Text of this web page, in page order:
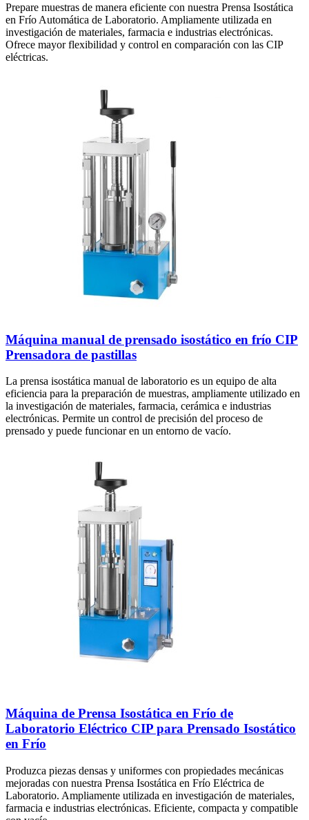
Prepare muestras de manera eficiente con nuestra Prensa Isostática
en Frío Automática de Laboratorio. Ampliamente utilizada en
investigación de materiales, farmacia e industrias electrónicas.
Ofrece mayor flexibilidad y control en comparación con las CIP
eléctricas.
Máquina manual de prensado isostático en frío CIP
Prensadora de pastillas
La prensa isostática manual de laboratorio es un equipo de alta
eficiencia para la preparación de muestras, ampliamente utilizado en
la investigación de materiales, farmacia, cerámica e industrias
electrónicas. Permite un control de precisión del proceso de
prensado y puede funcionar en un entorno de vacío.
Máquina de Prensa Isostática en Frío de
Laboratorio Eléctrico CIP para Prensado Isostático
en Frío
Produzca piezas densas y uniformes con propiedades mecánicas
mejoradas con nuestra Prensa Isostática en Frío Eléctrica de
Laboratorio. Ampliamente utilizada en investigación de materiales,
farmacia e industrias electrónicas. Eficiente, compacta y compatible